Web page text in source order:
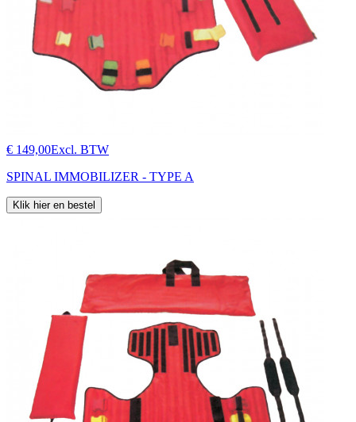
€ 149,00Excl. BTW
SPINAL IMMOBILIZER - TYPE A
Klik hier en bestel